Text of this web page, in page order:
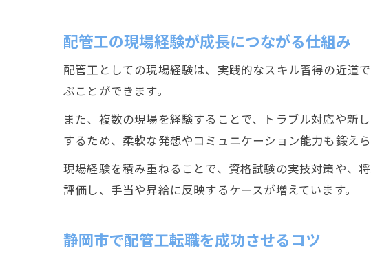
配管工の現場経験が成長につながる仕組み
配管工としての現場経験は、実践的なスキル習得の近道
ぶことができます。
また、複数の現場を経験することで、トラブル対応や新
するため、柔軟な発想やコミュニケーション能力も鍛えら
現場経験を積み重ねることで、資格試験の実技対策や、
評価し、手当や昇給に反映するケースが増えています。
静岡市で配管工転職を成功させるコツ